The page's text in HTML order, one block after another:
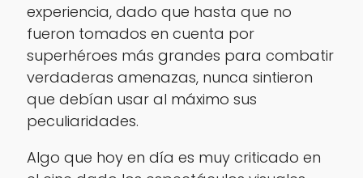
experiencia, dado que hasta que no
fueron tomados en cuenta por
superhéroes más grandes para combatir
verdaderas amenazas, nunca sintieron
que debían usar al máximo sus
peculiaridades.
Algo que hoy en día es muy criticado en